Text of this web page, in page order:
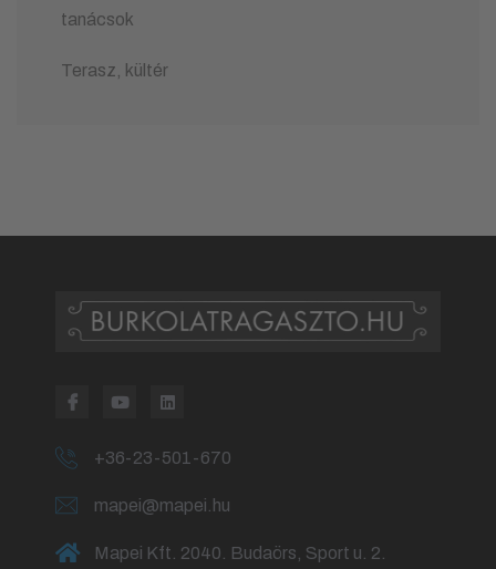
tanácsok
Terasz, kültér
+36-23-501-670
mapei@mapei.hu
Mapei Kft. 2040. Budaörs, Sport u. 2.